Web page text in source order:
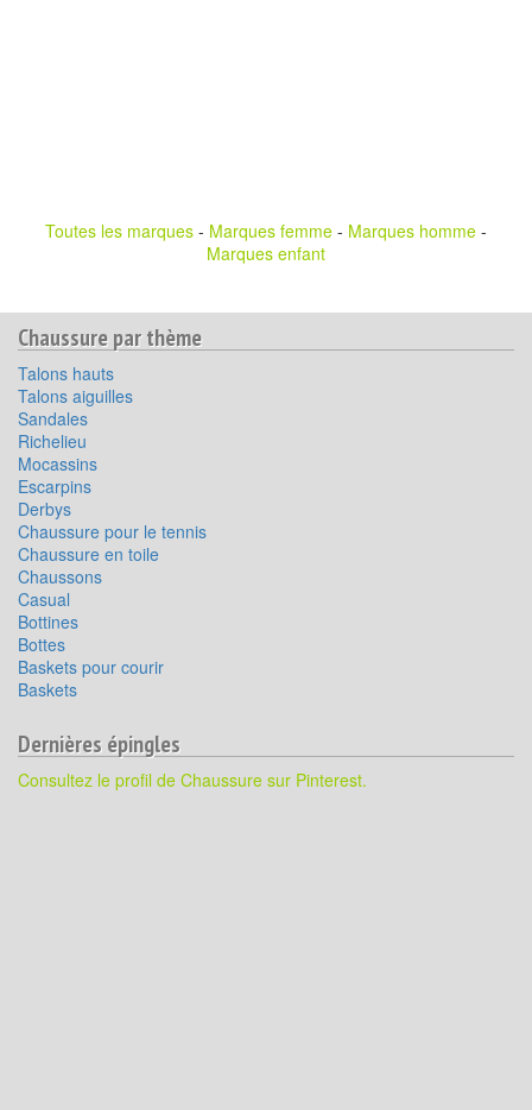
Toutes les marques - Marques femme - Marques homme -
Marques enfant
Chaussure par thème
Talons hauts
Talons aiguilles
Sandales
Richelieu
Mocassins
Escarpins
Derbys
Chaussure pour le tennis
Chaussure en toile
Chaussons
Casual
Bottines
Bottes
Baskets pour courir
Baskets
Dernières épingles
Consultez le profil de Chaussure sur Pinterest.